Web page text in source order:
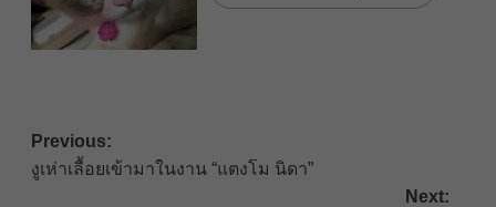
Post
navigation
Previous:
งูเห่าเลื้อยเข้ามาในงาน “แตงโม นิดา”
Next: